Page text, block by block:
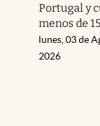
Portugal y
menos de
lunes, 03 de
2026